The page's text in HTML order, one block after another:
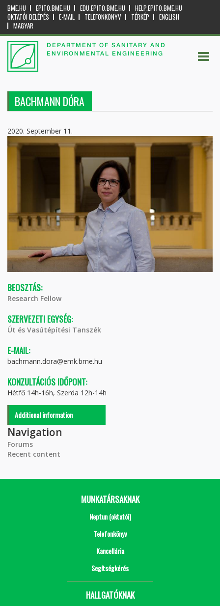
BME.HU EPITO.BME.HU EDU.EPITO.BME.HU
HELP.EPITO.BME.HU
OKTATÓI BELÉPÉS
E-MAIL TELEFONKÖNYV TÉRKÉP
ENGLISH
MAGYAR
DEPARTMENT OF SANITARY AND
ENVIRONMENTAL ENGINEERING
BACHMANN DÓRA
2020. September 11.
BEOSZTÁS:
Research Fellow
SZERVEZETI EGYSÉG:
Út és Vasútépítési Tanszék
E-MAIL:
bachmann.dora@emk.bme.hu
KONZULTÁCIÓS IDŐPONT:
Hétfő 14h-16h, Szerda 12h-14h
Additional information
Navigation
Forums
Recent content
MUNKATÁRSAKNAK
Neptun (oktatói)
Telefonkönyv
Kancellária
Segítségkérés
HALLGATÓKNAK